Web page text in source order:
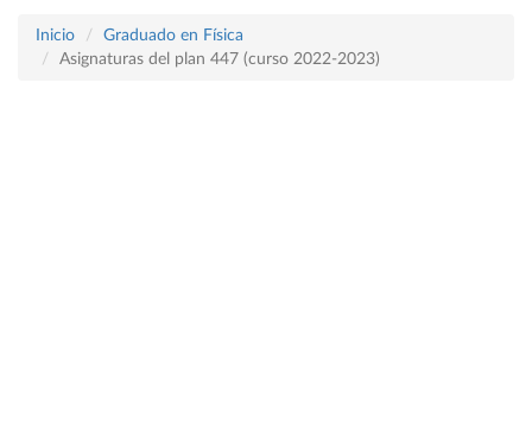
Inicio
Graduado en Física
Asignaturas del plan 447 (curso 2022-2023)